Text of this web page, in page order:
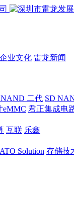
企业文化 雷龙新闻
NAND 二代 SD
eMMC 君正集成电
互联 乐鑫
ATO Solution 存储技